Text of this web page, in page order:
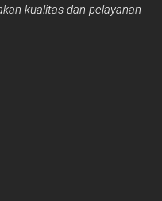
kualitas dan pelayanan